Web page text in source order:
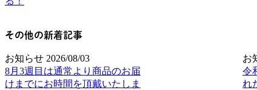
その他の新着記事
お知らせ 2026/08/03
8月3週目は通常より商品のお届
けまでにお時間を頂戴いたしま
お
令
れ